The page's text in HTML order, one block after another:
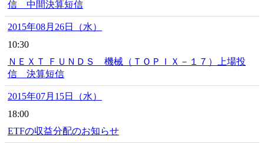
信 中間決算短信
2015年08月26日（水）
10:30
ＮＥＸＴ ＦＵＮＤＳ 機械（ＴＯＰＩＸ－１７）上場投
信 決算短信
2015年07月15日（水）
18:00
ETFの収益分配のお知らせ